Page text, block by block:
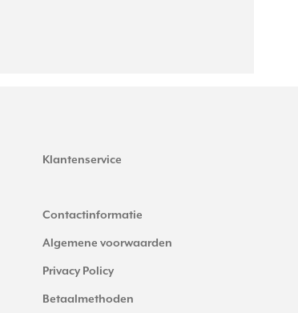
Klantenservice
Contactinformatie
Algemene voorwaarden
Privacy Policy
Betaalmethoden